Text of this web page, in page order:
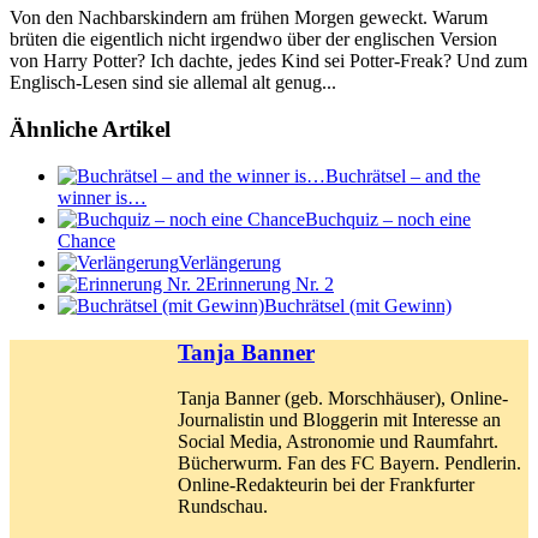
Von den Nachbarskindern am frühen Morgen geweckt. Warum
brüten die eigentlich nicht irgendwo über der englischen Version
von Harry Potter? Ich dachte, jedes Kind sei Potter-Freak? Und zum
Englisch-Lesen sind sie allemal alt genug...
Ähnliche Artikel
Buchrätsel – and the
winner is…
Buchquiz – noch eine
Chance
Verlängerung
Erinnerung Nr. 2
Buchrätsel (mit Gewinn)
Tanja Banner
Tanja Banner (geb. Morschhäuser), Online-
Journalistin und Bloggerin mit Interesse an
Social Media, Astronomie und Raumfahrt.
Bücherwurm. Fan des FC Bayern. Pendlerin.
Online-Redakteurin bei der Frankfurter
Rundschau.